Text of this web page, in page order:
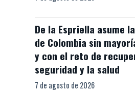
De la Espriella asume
de Colombia sin
y con el reto de
seguridad y la salud
7 de agosto de 2026